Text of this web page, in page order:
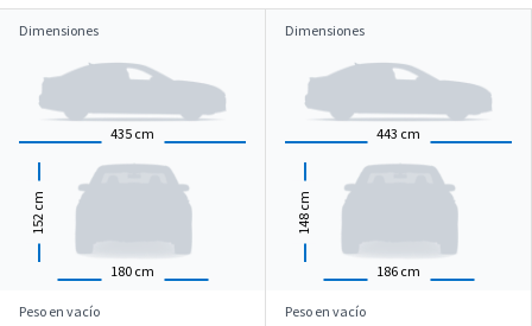
Dimensiones
435 cm
180 cm
152
cm
Dimensiones
443 cm
186 cm
148
cm
Peso en vacío Peso en vacío